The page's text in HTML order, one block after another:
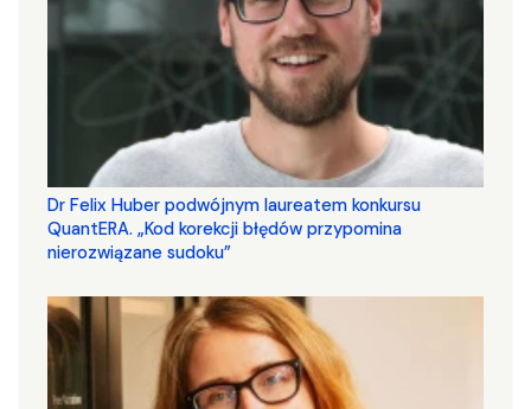
Dr Felix Huber podwójnym laureatem konkursu
QuantERA. „Kod korekcji błędów przypomina
nierozwiązane sudoku”